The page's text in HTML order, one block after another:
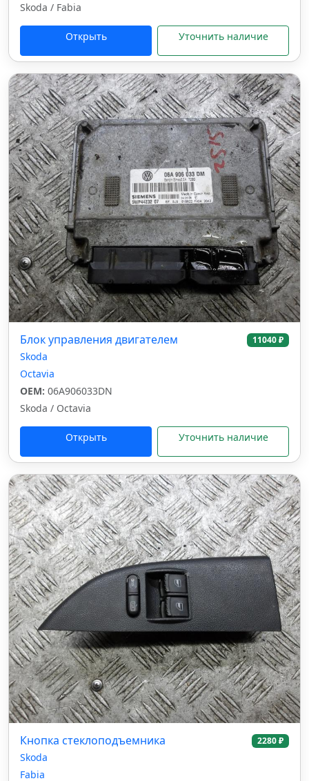
Skoda / Fabia
Открыть Уточнить наличие
Блок управления двигателем 11040 ₽
Skoda
Octavia
OEM: 06A906033DN
Skoda / Octavia
Открыть Уточнить наличие
Кнопка стеклоподъемника 2280 ₽
Skoda
Fabia